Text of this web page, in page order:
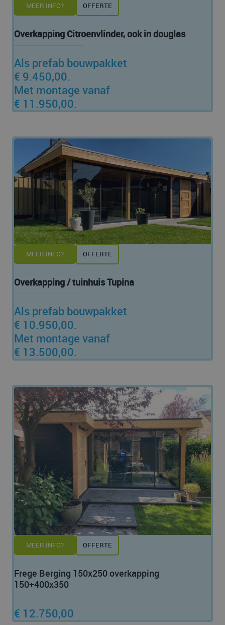
MEER INFO? OFFERTE
Overkapping Citroenvlinder, ook in douglas
Als prefab bouwpakket
€ 9.450,00.
Met montage vanaf
€ 11.950,00.
MEER INFO? OFFERTE
Overkapping / tuinhuis Tupina
Als prefab bouwpakket
€ 10.950,00.
Met montage vanaf
€ 13.500,00.
MEER INFO? OFFERTE
Frege Berging 150x250 overkapping
150+400x350
€ 12.750,00